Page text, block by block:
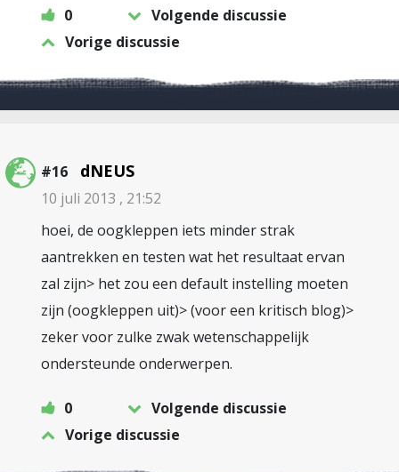
0
Volgende discussie
Vorige discussie
#16 dNEUS
10 juli 2013 , 21:52
hoei, de oogkleppen iets minder strak
aantrekken en testen wat het resultaat ervan
zal zijn> het zou een default instelling moeten
zijn (oogkleppen uit)> (voor een kritisch blog)>
zeker voor zulke zwak wetenschappelijk
ondersteunde onderwerpen.
0
Volgende discussie
Vorige discussie